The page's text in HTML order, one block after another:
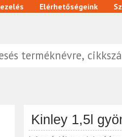
Elérhetőségeink
Kinley 1,5l